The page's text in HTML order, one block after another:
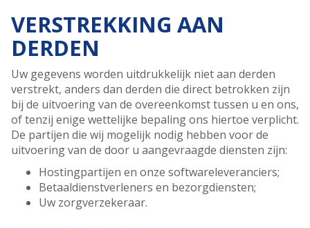
VERSTREKKING AAN
DERDEN
Uw gegevens worden uitdrukkelijk niet aan derden
verstrekt, anders dan derden die direct betrokken zijn
bij de uitvoering van de overeenkomst tussen u en ons,
of tenzij enige wettelijke bepaling ons hiertoe verplicht.
De partijen die wij mogelijk nodig hebben voor de
uitvoering van de door u aangevraagde diensten zijn:
Hostingpartijen en onze softwareleveranciers;
Betaaldienstverleners en bezorgdiensten;
Uw zorgverzekeraar.